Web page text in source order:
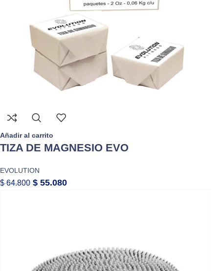
Añadir al carrito
TIZA DE MAGNESIO EVO
EVOLUTION
$64.800 $ 55.080